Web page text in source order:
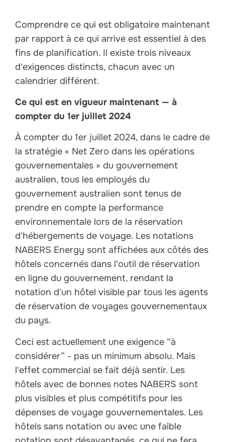
Comprendre ce qui est obligatoire maintenant
par rapport à ce qui arrive est essentiel à des
fins de planification. Il existe trois niveaux
d'exigences distincts, chacun avec un
calendrier différent.
Ce qui est en vigueur maintenant — à
compter du 1er juillet 2024
À compter du 1er juillet 2024, dans le cadre de
la stratégie « Net Zero dans les opérations
gouvernementales » du gouvernement
australien, tous les employés du
gouvernement australien sont tenus de
prendre en compte la performance
environnementale lors de la réservation
d'hébergements de voyage. Les notations
NABERS Energy sont affichées aux côtés des
hôtels concernés dans l'outil de réservation
en ligne du gouvernement, rendant la
notation d'un hôtel visible par tous les agents
de réservation de voyages gouvernementaux
du pays.
Ceci est actuellement une exigence “à
considérer” - pas un minimum absolu. Mais
l'effet commercial se fait déjà sentir. Les
hôtels avec de bonnes notes NABERS sont
plus visibles et plus compétitifs pour les
dépenses de voyage gouvernementales. Les
hôtels sans notation ou avec une faible